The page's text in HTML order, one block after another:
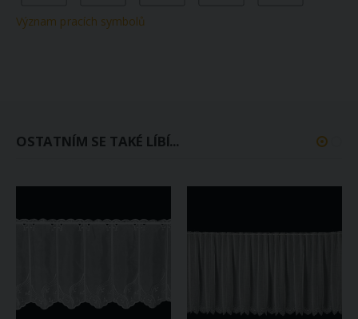
Význam pracích symbolů
OSTATNÍM SE TAKÉ LÍBÍ...